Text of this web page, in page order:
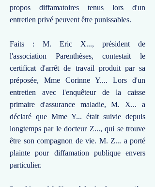
propos diffamatoires tenus lors d'un
entretien privé peuvent être punissables.
Faits : M. Eric X..., président de
l'association Parenthèses, contestait le
certificat d'arrêt de travail produit par sa
préposée, Mme Corinne Y.... Lors d'un
entretien avec l'enquêteur de la caisse
primaire d'assurance maladie, M. X... a
déclaré que Mme Y... était suivie depuis
longtemps par le docteur Z..., qui se trouve
être son compagnon de vie. M. Z... a porté
plainte pour diffamation publique envers
particulier.